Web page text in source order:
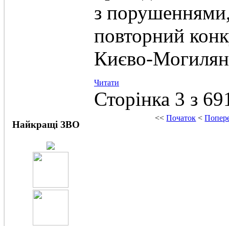
з
повторний
Києво-
Читати
Сторінка 3 з
<<Початок <
Найкращі ЗВО